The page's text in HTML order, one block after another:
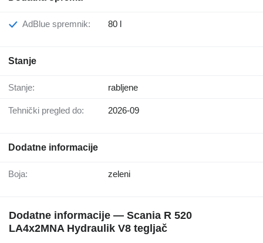
AdBlue spremnik: 80 l
Stanje
Stanje: rabljene
Tehnički pregled do: 2026-09
Dodatne informacije
Boja: zeleni
Dodatne informacije — Scania R 520
LA4x2MNA Hydraulik V8 tegljač